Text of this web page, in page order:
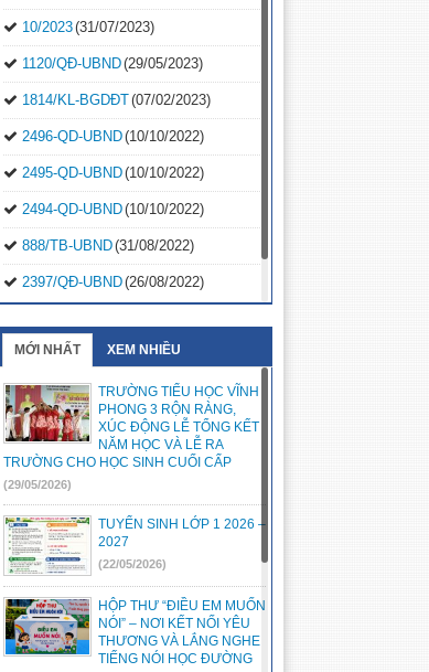
10/2023(31/07/2023)
1120/QĐ-UBND(29/05/2023)
1814/KL-BGDĐT(07/02/2023)
2496-QD-UBND(10/10/2022)
2495-QD-UBND(10/10/2022)
2494-QD-UBND(10/10/2022)
888/TB-UBND(31/08/2022)
2397/QĐ-UBND(26/08/2022)
MỚI NHẤT XEM NHIỀU
TRƯỜNG TIỂU HỌC VĨNH
PHONG 3 RỘN RÀNG,
XÚC ĐỘNG LỄ TỔNG KẾT
NĂM HỌC VÀ LỄ RA
TRƯỜNG CHO HỌC SINH CUỐI CẤP
(29/05/2026)
TUYỂN SINH LỚP 1 2026 –
2027
(22/05/2026)
HỘP THƯ “ĐIỀU EM MUỐN
NÓI” – NƠI KẾT NỐI YÊU
THƯƠNG VÀ LẮNG NGHE
TIẾNG NÓI HỌC ĐƯỜNG